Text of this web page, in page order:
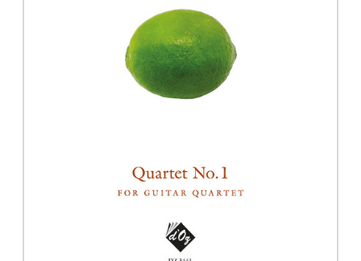
PARTITIONS POUR ENSEMBLES